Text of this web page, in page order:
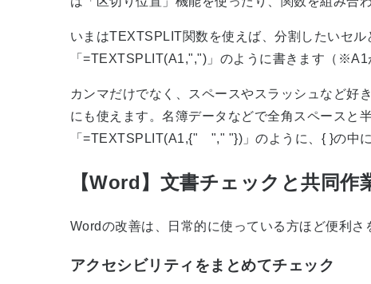
いまはTEXTSPLIT関数を使えば、分割したいセ
「=TEXTSPLIT(A1,",")」のように書きます（※A1
カンマだけでなく、スペースやスラッシュなど好
にも使えます。名簿データなどで全角スペースと
「=TEXTSPLIT(A1,{" "," "})」のように、{ }の中
【Word】文書チェックと共同作
Wordの改善は、日常的に使っている方ほど便利さ
アクセシビリティをまとめてチェック